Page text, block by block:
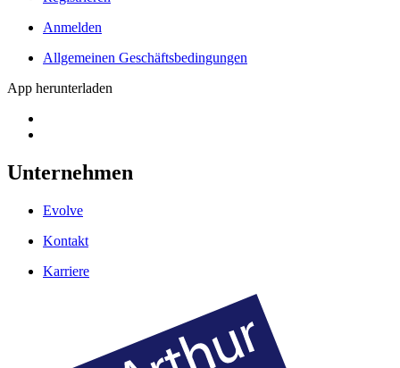
Anmelden
Allgemeinen Geschäftsbedingungen
App herunterladen
Unternehmen
Evolve
Kontakt
Karriere